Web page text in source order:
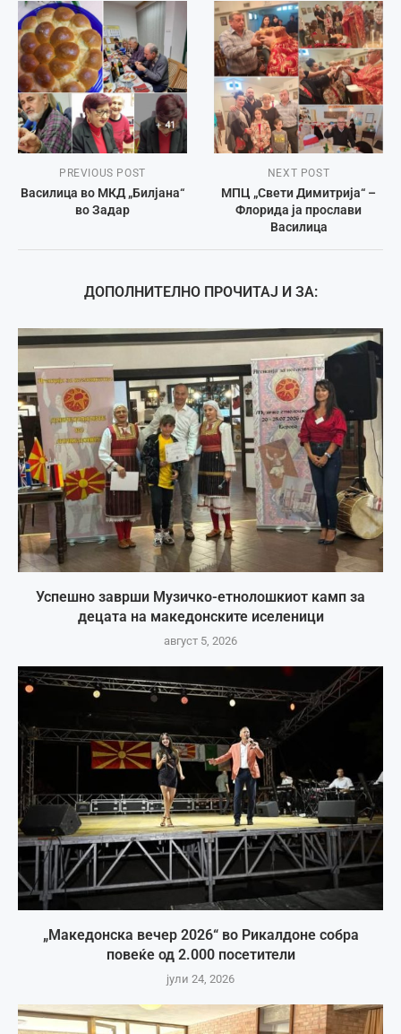
PREVIOUS POST
Василица во МКД „Билјана“
во Задар
NEXT POST
МПЦ „Свети Димитрија“ –
Флорида ја прослави
Василица
ДОПОЛНИТЕЛНО ПРОЧИТАЈ И ЗА:
Успешно заврши Музичко-етнолошкиот камп за
децата на македонските иселеници
август 5, 2026
„Македонска вечер 2026“ во Рикалдоне собра
повеќе од 2.000 посетители
јули 24, 2026